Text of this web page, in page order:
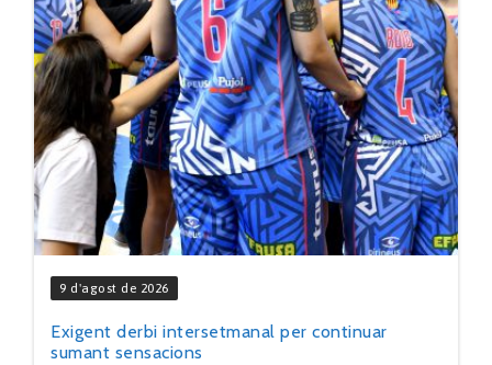
9 d'agost de 2026
Exigent derbi intersetmanal per continuar
sumant sensacions